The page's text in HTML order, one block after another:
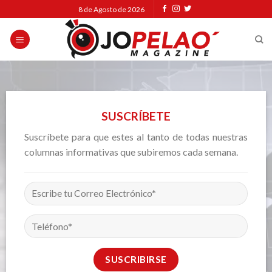
to
content
8 de Agosto de 2026
SUSCRÍBETE
Suscríbete para que estes al tanto de todas nuestras
columnas informativas que subiremos cada semana.